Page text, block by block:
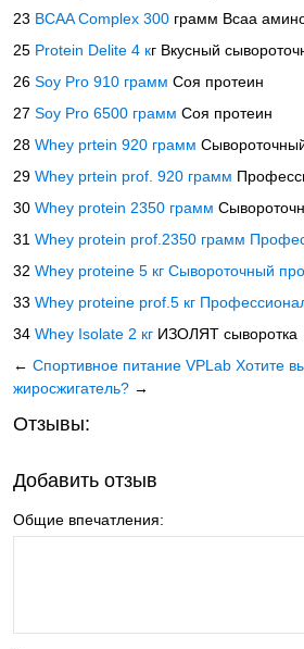
23 BCAA Complex 300 грамм Всаа
25 Protein Delite 4 кг Вкусный
26 Soy Pro 910 грамм Соя протеин
27 Soy Pro 6500 грамм Соя протеин
28 Whey prtein 920 грамм
29 Whey prtein prof. 920 грамм
30 Whey protein 2350 грамм
31 Whey protein prof.2350 грамм
32 Whey proteine 5 кг Сывороточный
33 Whey proteine prof.5 кг
34 Whey Isolate 2 кг ИЗОЛЯТ сыворотка
← Спортивное питание VPLab Хотите
жиросжигатель? →
Отзывы:
Добавить отзыв
Общие впечатления: